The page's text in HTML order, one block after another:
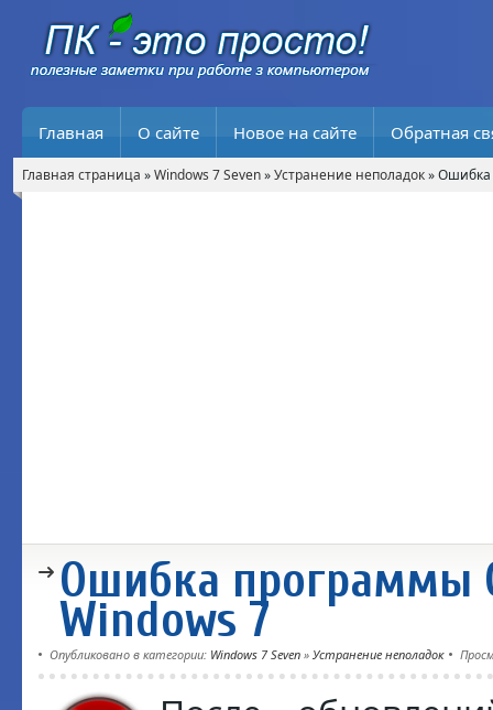
Главная О сайте Новое на сайте Обратная
Главная страница »Windows 7 Seven»Устранение неполадок» Ошибка
Ошибка программы
Windows 7
Опубликовано в категории: Windows 7 Seven » Устранение неполадок